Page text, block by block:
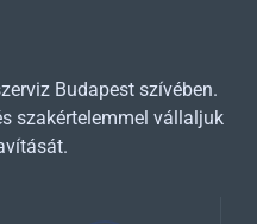
Budapest szívében.
szakértelemmel vállaljuk